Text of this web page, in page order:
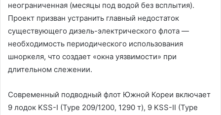
неограниченная (месяцы под водой без всплытия).
Проект призван устранить главный недостаток
существующего дизель-электрического флота —
необходимость периодического использования
шноркеля, что создает «окна уязвимости» при
длительном слежении.
Современный подводный флот Южной Кореи включает
9 лодок KSS-I (Type 209/1200, 1290 т), 9 KSS-II (Type